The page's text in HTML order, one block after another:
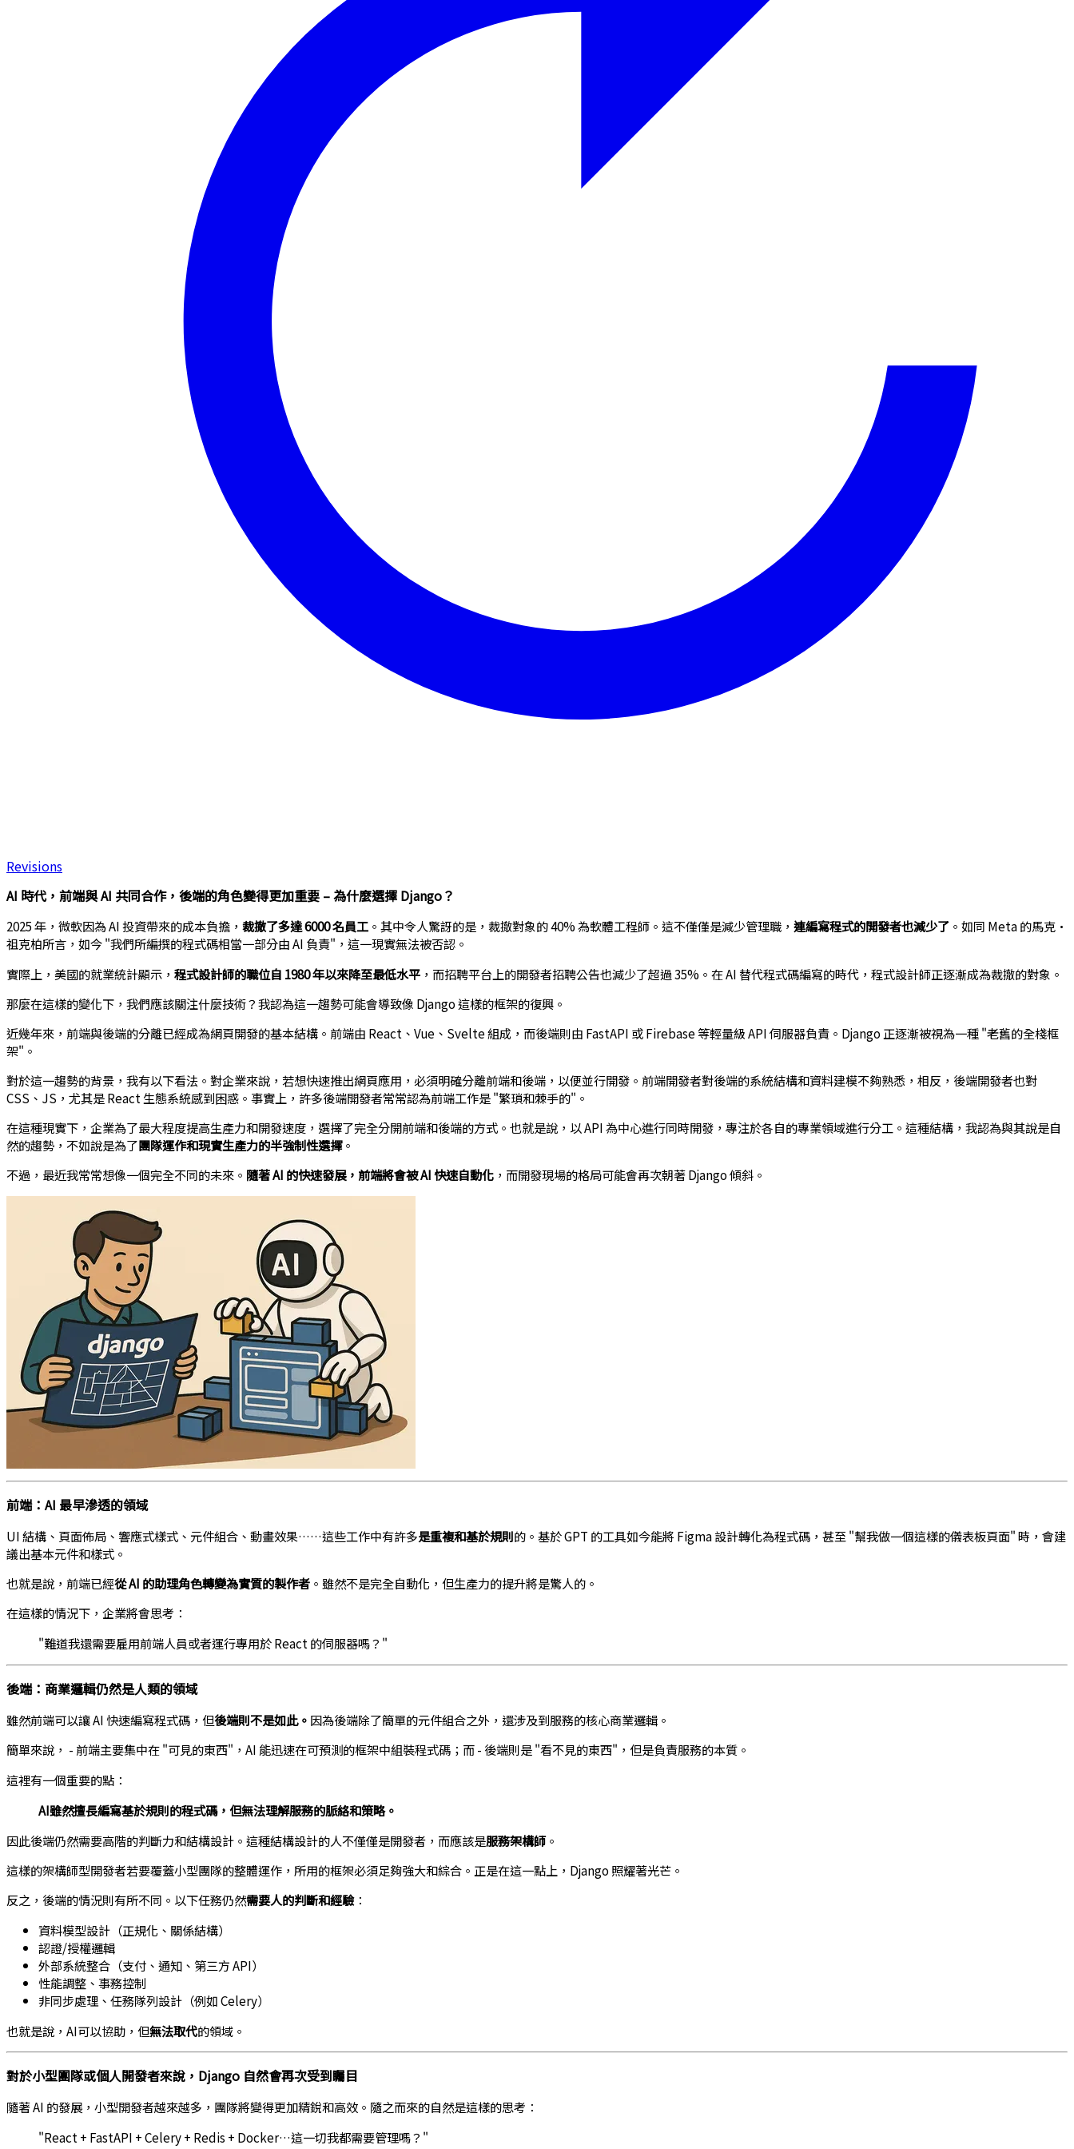
Revisions
AI 時代，前端與 AI 共同合作，後端的角色變得更加重要 – 為什麼選擇 Django？
2025 年，微軟因為 AI 投資帶來的成本負擔， 裁撤了多達 6000 名員工 。其中令人驚訝的是，裁撤對象的 40% 為軟體工程師。這不僅僅是減少管理職， 連編寫程式的開發者也減少了 。如同 Meta 的馬克·
祖克柏所言，如今 "我們所編撰的程式碼相當一部分由 AI 負責"，這一現實無法被否認。
實際上，美國的就業統計顯示， 程式設計師的職位自 1980 年以來降至最低水平 ，而招聘平台上的開發者招聘公告也減少了超過 35%。在 AI 替代程式碼編寫的時代，程式設計師正逐漸成為裁撤的對象。
那麼在這樣的變化下，我們應該關注什麼技術？我認為這一趨勢可能會導致像 Django 這樣的框架的復興。
近幾年來，前端與後端的分離已經成為網頁開發的基本結構。前端由 React、Vue、Svelte 組成，而後端則由 FastAPI 或 Firebase 等輕量級 API 伺服器負責。Django 正逐漸被視為一種 "老舊的全棧框
架"。
對於這一趨勢的背景，我有以下看法。對企業來說，若想快速推出網頁應用，必須明確分離前端和後端，以便並行開發。前端開發者對後端的系統結構和資料建模不夠熟悉，相反，後端開發者也對
CSS、JS，尤其是 React 生態系統感到困惑。事實上，許多後端開發者常常認為前端工作是 "繁瑣和棘手的"。
在這種現實下，企業為了最大程度提高生產力和開發速度，選擇了完全分開前端和後端的方式。也就是說，以 API 為中心進行同時開發，專注於各自的專業領域進行分工。這種結構，我認為與其說是自
然的趨勢，不如說是為了團隊運作和現實生產力的半強制性選擇。
不過，最近我常常想像一個完全不同的未來。 隨著 AI 的快速發展，前端將會被 AI 快速自動化 ，而開發現場的格局可能會再次朝著 Django 傾斜。
前端：AI 最早滲透的領域
UI 結構、頁面佈局、響應式樣式、元件組合、動畫效果……這些工作中有許多是重複和基於規則的。基於 GPT 的工具如今能將 Figma 設計轉化為程式碼，甚至 "幫我做一個這樣的儀表板頁面" 時，會建
議出基本元件和樣式。
也就是說，前端已經從 AI 的助理角色轉變為實質的製作者 。雖然不是完全自動化，但生產力的提升將是驚人的。
在這樣的情況下，企業將會思考：
"難道我還需要雇用前端人員或者運行專用於 React 的伺服器嗎？"
後端：商業邏輯仍然是人類的領域
雖然前端可以讓 AI 快速編寫程式碼，但後端則不是如此。 因為後端除了簡單的元件組合之外，還涉及到服務的核心商業邏輯。
簡單來說， - 前端主要集中在 "可見的東西"，AI 能迅速在可預測的框架中組裝程式碼；而 - 後端則是 "看不見的東西"，但是負責服務的本質。
這裡有一個重要的點：
AI雖然擅長編寫基於規則的程式碼，但無法理解服務的脈絡和策略。
因此後端仍然需要高階的判斷力和結構設計。這種結構設計的人不僅僅是開發者，而應該是服務架構師。
這樣的架構師型開發者若要覆蓋小型團隊的整體運作，所用的框架必須足夠強大和綜合。正是在這一點上，Django 照耀著光芒。
反之，後端的情況則有所不同。以下任務仍然需要人的判斷和經驗：
資料模型設計（正規化、關係結構）
認證/授權邏輯
外部系統整合（支付、通知、第三方 API）
性能調整、事務控制
非同步處理、任務隊列設計（例如 Celery）
也就是說，AI可以協助，但無法取代的領域。
對於小型團隊或個人開發者來說，Django 自然會再次受到矚目
隨著 AI 的發展，小型開發者越來越多，團隊將變得更加精銳和高效。隨之而來的自然是這樣的思考：
"React + FastAPI + Celery + Redis + Docker…這一切我都需要管理嗎？"